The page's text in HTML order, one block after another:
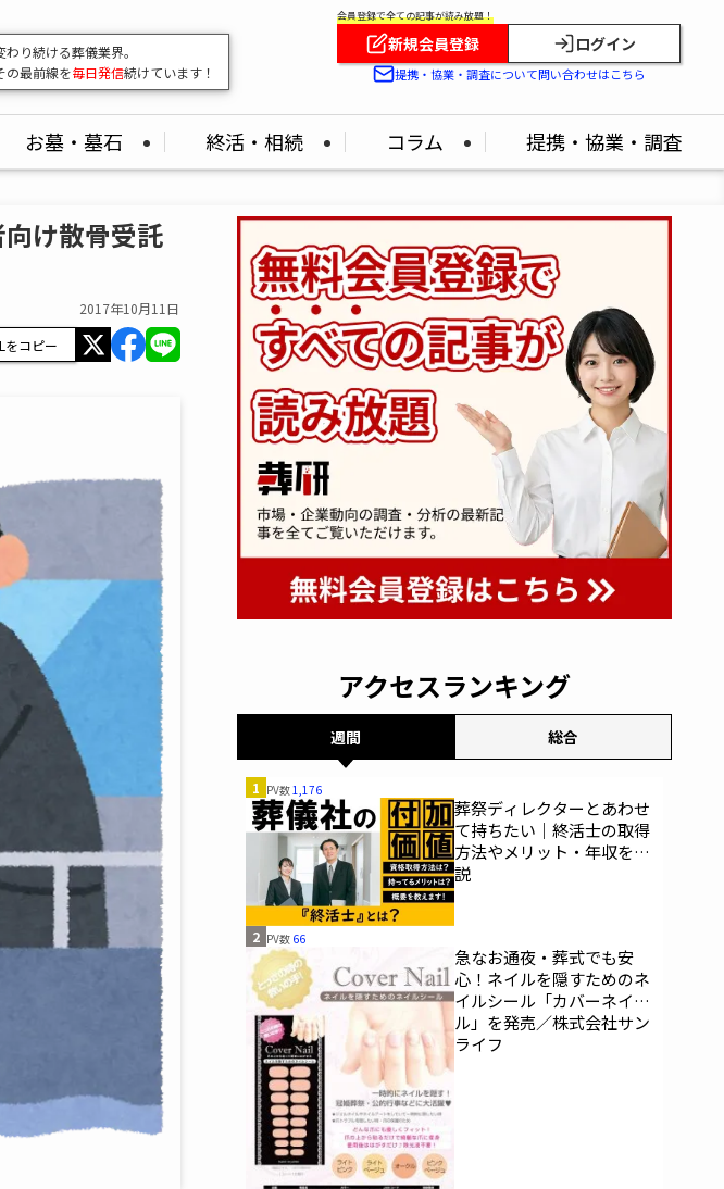
儀業界の"いま"がここでわかる！
新の市場情報をどこよりも早くお届け！
会員登録で全ての記事が読み放題！
新規会員登録 ログイン
提携・協業・調査について問い合わせはこちら
お墓・墓石 終活・相続 コラム 提携・協業・調査
け散骨受託
2017年10月11日
をコピー
アクセスランキング
週間 総合
1 PV数1,176
葬祭ディレクターとあわせ
て持ちたい｜終活士の取得
方法やメリット・年収を解
説
2 PV数 66
急なお通夜・葬式でも安
心！ネイルを隠すためのネ
イルシール「カバーネイ
ル」を発売／株式会社サン
ライフ